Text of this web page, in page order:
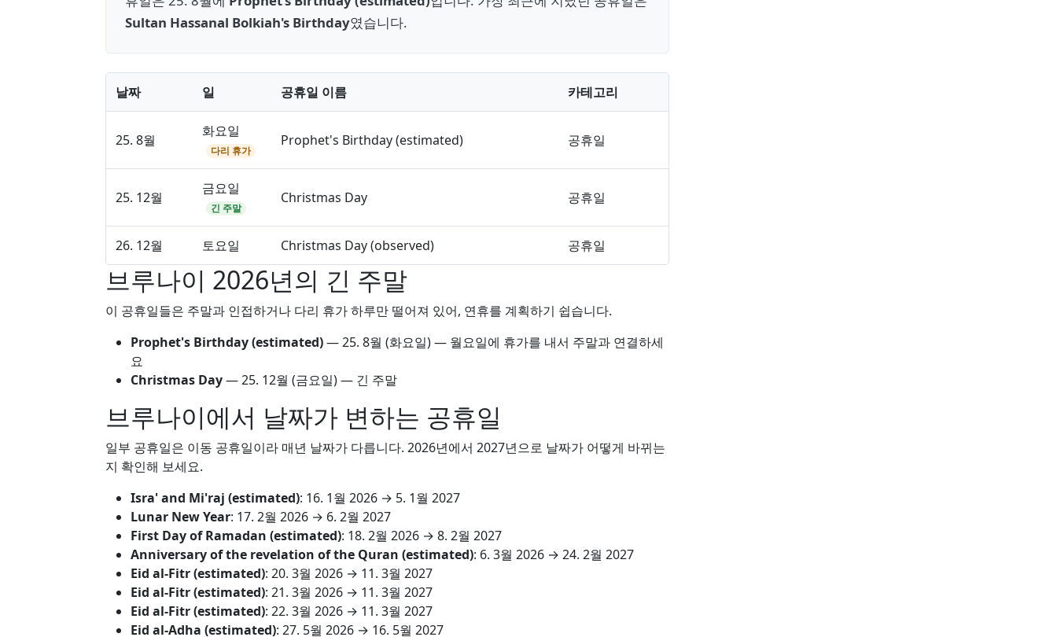
Sultan Hassanal Bolkiah's Birthday였습니다.
날짜 일 공휴일 이름 카테고리
25. 8월
화요일
다리 휴가
Prophet's Birthday (estimated) 공휴일
25. 12월
금요일
긴 주말
Christmas Day 공휴일
26. 12월 토요일 Christmas Day (observed) 공휴일
브루나이 2026년의 긴 주말
이 공휴일들은 주말과 인접하거나 다리 휴가 하루만 떨어져 있어, 연휴를 계획하기 쉽습니다.
Prophet's Birthday (estimated)—25. 8월 (화요일) — 월요일에 휴가를 내서 주말과 연결하세
요
Christmas Day—25. 12월 (금요일) — 긴 주말
브루나이에서 날짜가 변하는 공휴일
일부 공휴일은 이동 공휴일이라 매년 날짜가 다릅니다. 2026년에서 2027년으로 날짜가 어떻게 바뀌는
지 확인해 보세요.
Isra' and Mi'raj (estimated): 16. 1월 2026 → 5. 1월 2027
Lunar New Year: 17. 2월 2026 → 6. 2월 2027
First Day of Ramadan (estimated): 18. 2월 2026 → 8. 2월 2027
Anniversary of the revelation of the Quran (estimated): 6. 3월 2026 → 24. 2월 2027
Eid al-Fitr (estimated): 20. 3월 2026 → 11. 3월 2027
Eid al-Fitr (estimated): 21. 3월 2026 → 11. 3월 2027
Eid al-Fitr (estimated): 22. 3월 2026 → 11. 3월 2027
Eid al-Adha (estimated): 27. 5월 2026 → 16. 5월 2027